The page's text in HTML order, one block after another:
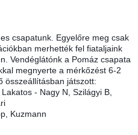
csapatunk. Egyelőre meg csak
merhették fel fiataljaink
Vendéglátónk a Pomáz csapata
megnyerte a mérkőzést 6-2
összeállításban játszott:
- Nagy N, Szilágyi B,
Kuzmann